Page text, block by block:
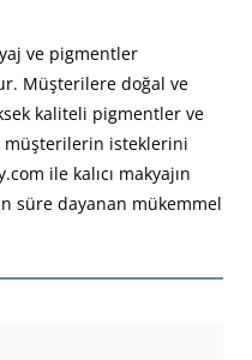
ve pigmentler
Müşterilere doğal ve
kaliteli pigmentler ve
müşterilerin isteklerini
ile kalıcı makyajın
süre dayanan mükemmel